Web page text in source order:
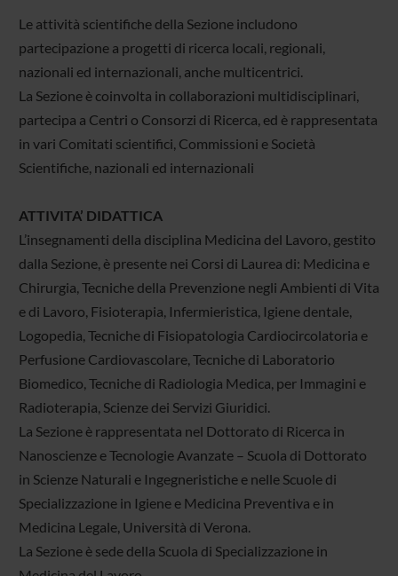
Le attività scientifiche della Sezione includono
partecipazione a progetti di ricerca locali, regionali,
nazionali ed internazionali, anche multicentrici.
La Sezione è coinvolta in collaborazioni multidisciplinari,
partecipa a Centri o Consorzi di Ricerca, ed è rappresentata
in vari Comitati scientifici, Commissioni e Società
Scientifiche, nazionali ed internazionali
ATTIVITA’ DIDATTICA
L’insegnamenti della disciplina Medicina del Lavoro, gestito
dalla Sezione, è presente nei Corsi di Laurea di: Medicina e
Chirurgia, Tecniche della Prevenzione negli Ambienti di Vita
e di Lavoro, Fisioterapia, Infermieristica, Igiene dentale,
Logopedia, Tecniche di Fisiopatologia Cardiocircolatoria e
Perfusione Cardiovascolare, Tecniche di Laboratorio
Biomedico, Tecniche di Radiologia Medica, per Immagini e
Radioterapia, Scienze dei Servizi Giuridici.
La Sezione è rappresentata nel Dottorato di Ricerca in
Nanoscienze e Tecnologie Avanzate – Scuola di Dottorato
in Scienze Naturali e Ingegneristiche e nelle Scuole di
Specializzazione in Igiene e Medicina Preventiva e in
Medicina Legale, Università di Verona.
La Sezione è sede della Scuola di Specializzazione in